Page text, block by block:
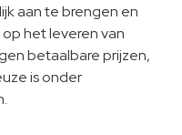
aan te brengen en
op het leveren van
betaalbare prijzen,
is onder